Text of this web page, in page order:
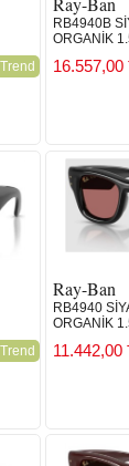
ve cam
Kıbrıs
satın
Trend
RB4940B
ORGANİK
16.557,00
Trend
Ray-Ban
RB4940
ORGANİK
11.442,00